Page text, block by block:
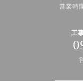
営業時
工